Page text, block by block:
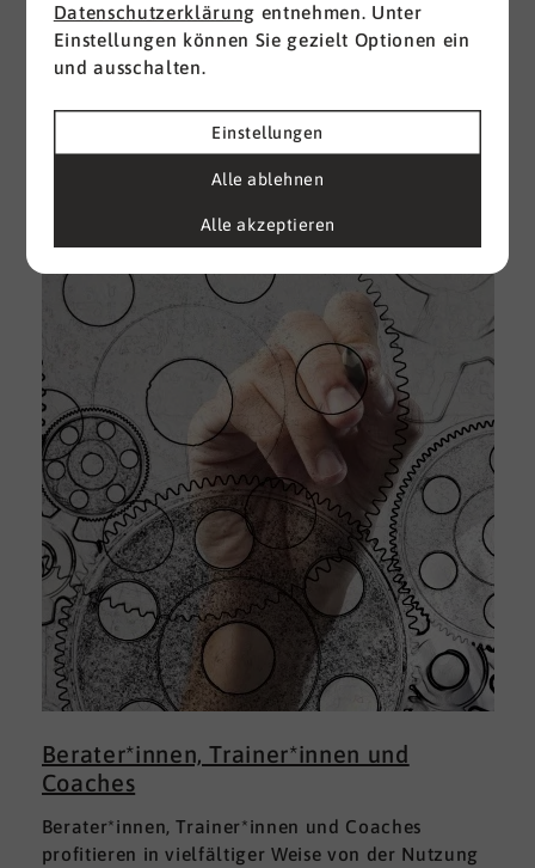
Berater*innen, Trainer*innen und
Coaches
Berater*innen, Trainer*innen und Coaches
profitieren in vielfältiger Weise von der Nutzung
Datenschutzerklärung entnehmen. Unter
Einstellungen können Sie gezielt Optionen ein
und ausschalten.
Einstellungen
Alle ablehnen
Alle akzeptieren